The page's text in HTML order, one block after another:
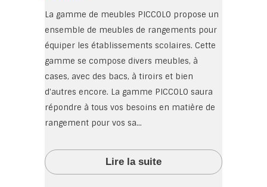
La gamme de meubles PICCOLO propose un
ensemble de meubles de rangements pour
équiper les établissements scolaires. Cette
gamme se compose divers meubles, à
cases, avec des bacs, à tiroirs et bien
d'autres encore. La gamme PICCOLO saura
répondre à tous vos besoins en matière de
rangement pour vos sa...
Lire la suite